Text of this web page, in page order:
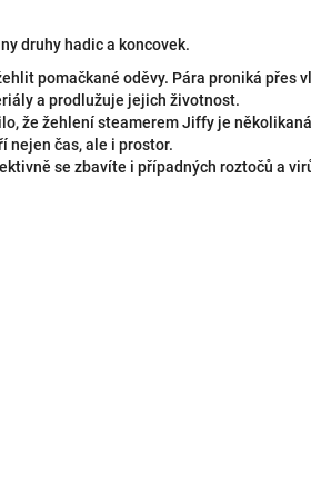
druhy hadic a koncovek.
pomačkané oděvy. Pára proniká přes
a prodlužuje jejich životnost.
že žehlení steamerem Jiffy je
nejen čas, ale i prostor.
se zbavíte i případných roztočů a